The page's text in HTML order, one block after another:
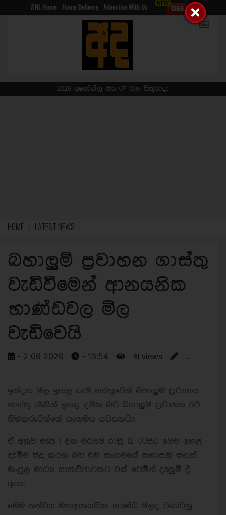
WNL Home Home Delivery Advertise With Us
2026 අගෝස්තු මස 07 වන සිකුරාදා
HOME LATEST NEWS
බහාලුම් ප්‍රවාහන ගාස්තු
වැඩිවීමෙන් ආනයනික
භාණ්ඩවල මිල
වැඩිවෙයි
- 2 06 2026 - 13:54 - 81 views - ..
ඉන්දන මිල ඉහල යෑම හේතුවෙන් බහාලුම් ප්‍රවාහන
ගාස්තු 5%කින් ඉහළ දමන බව බහාලුම් ප්‍රවාහන රථ
හිමිකරුවන්ගේ සංගමය පවසනවා.
ඒ අනුව මැයි 1 දින මධ්‍යම රාත්‍රී 12. 00සිට මෙම ඉහළ
දැමීම සිදු කරන බව එම සංගමයේ සභාපති සනත්
මංජුල මාධ්‍ය සාකච්ඡාවකට එක් වෙමින් දැනුම් දී
ඇත.
මෙම තත්වය මතආනයනික භාණ්ඩ මිලද වැඩිවනු